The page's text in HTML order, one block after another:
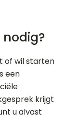
of wil starten
een
krijgt
u alvast